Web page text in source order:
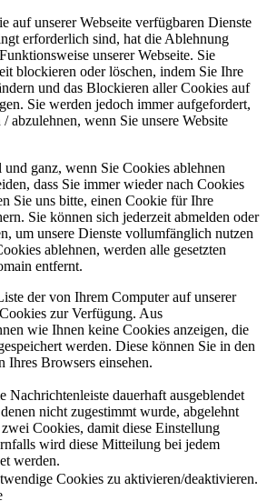
auf unserer Webseite verfügbaren Dienste
erforderlich sind, hat die Ablehnung
unserer Webseite. Sie
blockieren oder löschen, indem Sie Ihre
und das Blockieren aller Cookies auf
Sie werden jedoch immer aufgefordert,
abzulehnen, wenn Sie unsere Website
ganz, wenn Sie Cookies ablehnen
dass Sie immer wieder nach Cookies
Sie uns bitte, einen Cookie für Ihre
Sie können sich jederzeit abmelden oder
um unsere Dienste vollumfänglich nutzen
ablehnen, werden alle gesetzten
entfernt.
der von Ihrem Computer auf unserer
zur Verfügung. Aus
wie Ihnen keine Cookies anzeigen, die
werden. Diese können Sie in den
Ihres Browsers einsehen.
Nachrichtenleiste dauerhaft ausgeblendet
nicht zugestimmt wurde, abgelehnt
Cookies, damit diese Einstellung
wird diese Mitteilung bei jedem
werden.
Cookies zu aktivieren/deaktivieren.